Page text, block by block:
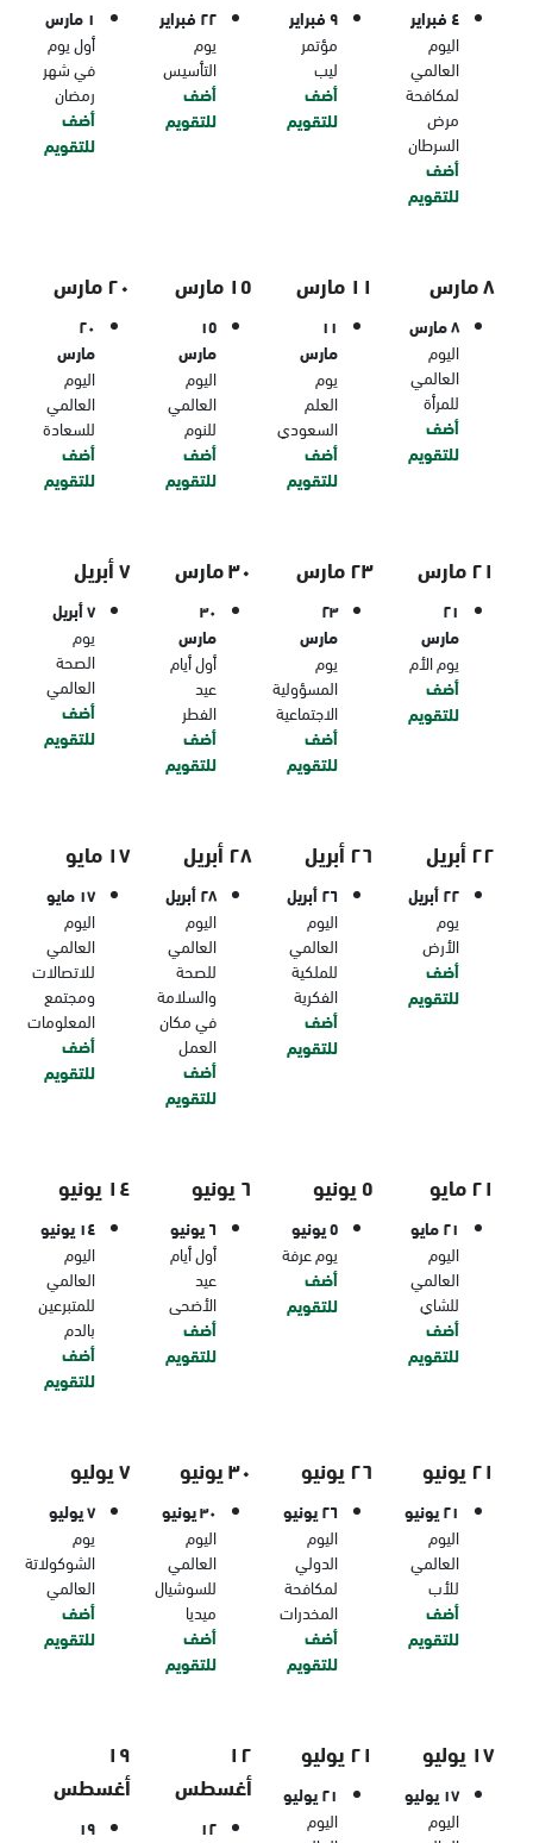
٤ فبراير
اليوم
العالمي
لمكافحة
مرض
السرطان
أضف
للتقويم
٩ فبراير
مؤتمر
ليب
أضف
للتقويم
٢٢ فبراير
يوم
التأسيس
أضف
للتقويم
١ مارس
أول يوم
في شهر
رمضان
أضف
للتقويم
٨ مارس
٨ مارس
اليوم
العالمي
للمرأة
أضف
للتقويم
١١ مارس
١١
مارس
يوم
العلم
السعودي
أضف
للتقويم
١٥ مارس
١٥
مارس
اليوم
العالمي
للنوم
أضف
للتقويم
٢٠ مارس
٢٠
مارس
اليوم
العالمي
للسعادة
أضف
للتقويم
٢١ مارس
٢١
مارس
يوم الأم
أضف
للتقويم
٢٣ مارس
٢٣
مارس
يوم
المسؤولية
الاجتماعية
أضف
للتقويم
٣٠ مارس
٣٠
مارس
أول أيام
عيد
الفطر
أضف
للتقويم
٧ أبريل
٧ أبريل
يوم
الصحة
العالمي
أضف
للتقويم
٢٢ أبريل
٢٢ أبريل
يوم
الأرض
أضف
للتقويم
٢٦ أبريل
٢٦ أبريل
اليوم
العالمي
للملكية
الفكرية
أضف
للتقويم
٢٨ أبريل
٢٨ أبريل
اليوم
العالمي
للصحة
والسلامة
في مكان
العمل
أضف
للتقويم
١٧ مايو
١٧ مايو
اليوم
العالمي
للاتصالات
ومجتمع
المعلومات
أضف
للتقويم
٢١ مايو
٢١ مايو
اليوم
العالمي
للشاي
أضف
للتقويم
٥ يونيو
٥ يونيو
يوم عرفة
أضف
للتقويم
٦ يونيو
٦ يونيو
أول أيام
عيد
الأضحى
أضف
للتقويم
١٤ يونيو
١٤ يونيو
اليوم
العالمي
للمتبرعين
بالدم
أضف
للتقويم
٢١ يونيو
٢١ يونيو
اليوم
العالمي
للأب
أضف
للتقويم
٢٦ يونيو
٢٦ يونيو
اليوم
الدولي
لمكافحة
المخدرات
أضف
للتقويم
٣٠ يونيو
٣٠ يونيو
اليوم
العالمي
للسوشيال
ميديا
أضف
للتقويم
٧ يوليو
٧ يوليو
يوم
الشوكولاتة
العالمي
أضف
للتقويم
١٧ يوليو
١٧ يوليو
اليوم
٢١ يوليو
٢١ يوليو
اليوم
١٢
أغسطس
١٢
١٩
أغسطس
١٩